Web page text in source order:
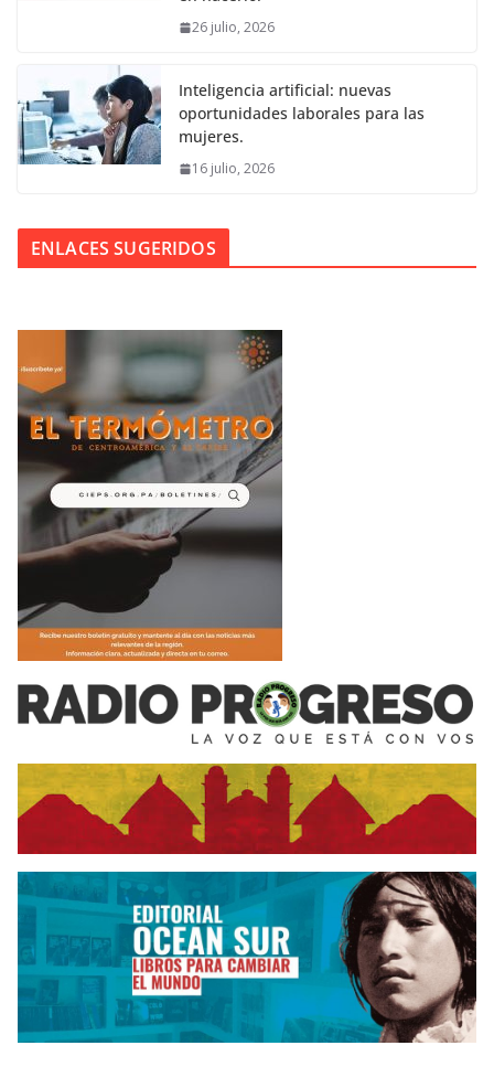
26 julio, 2026
Inteligencia artificial: nuevas
oportunidades laborales para las
mujeres.
16 julio, 2026
ENLACES SUGERIDOS